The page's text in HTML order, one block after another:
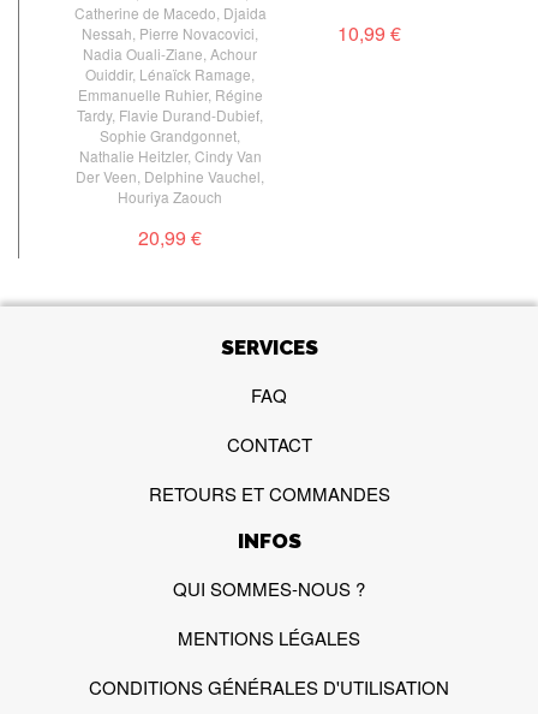
Catherine de Macedo Djaida
Nessah Pierre Novacovici
Nadia Ouali-Ziane Achour
Ouiddir, Lénaïck Ramage
Emmanuelle Ruhier, Régine
Tardy, Flavie Durand-Dubief
Sophie Grandgonnet
Nathalie Heitzler, Cindy Van
Der Veen Delphine Vauchel
Houriya Zaouch
20,99 €
10,99 €
SERVICES
FAQ
CONTACT
RETOURS ET COMMANDES
INFOS
QUI SOMMES-NOUS ?
MENTIONS LÉGALES
CONDITIONS GÉNÉRALES D'UTILISATION